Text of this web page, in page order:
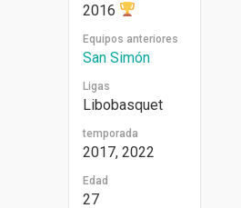
2016
Equipos anteriores
San Simón
Ligas
Libobasquet
temporada
2017, 2022
Edad
27